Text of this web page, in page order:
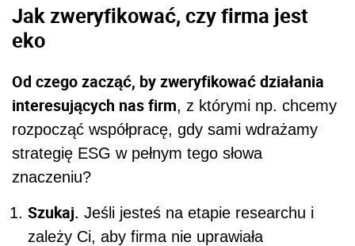
Jak zweryfikować, czy firma jest
eko
Od czego zacząć, by zweryfikować działania
interesujących nas firm, z którymi np. chcemy
rozpocząć współpracę, gdy sami wdrażamy
strategię ESG w pełnym tego słowa
znaczeniu?
Szukaj. Jeśli jesteś na etapie researchu i
zależy Ci, aby firma nie uprawiała